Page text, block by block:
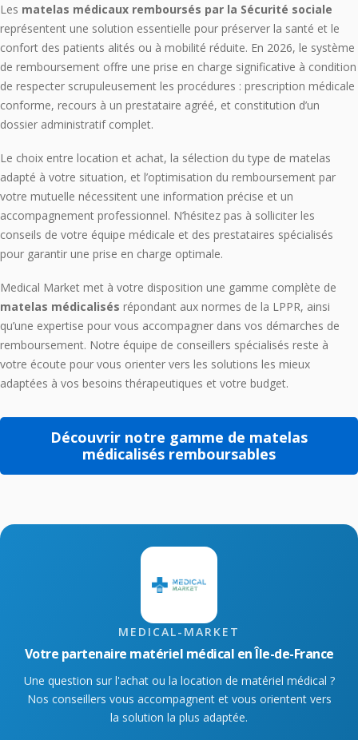
Les matelas médicaux remboursés par la Sécurité sociale
représentent une solution essentielle pour préserver la santé et le
confort des patients alités ou à mobilité réduite. En 2026, le système
de remboursement offre une prise en charge significative à condition
de respecter scrupuleusement les procédures : prescription médicale
conforme, recours à un prestataire agréé, et constitution d’un
dossier administratif complet.
Le choix entre location et achat, la sélection du type de matelas
adapté à votre situation, et l’optimisation du remboursement par
votre mutuelle nécessitent une information précise et un
accompagnement professionnel. N’hésitez pas à solliciter les
conseils de votre équipe médicale et des prestataires spécialisés
pour garantir une prise en charge optimale.
Medical Market met à votre disposition une gamme complète de
matelas médicalisés répondant aux normes de la LPPR, ainsi
qu’une expertise pour vous accompagner dans vos démarches de
remboursement. Notre équipe de conseillers spécialisés reste à
votre écoute pour vous orienter vers les solutions les mieux
adaptées à vos besoins thérapeutiques et votre budget.
Découvrir notre gamme de matelas
médicalisés remboursables
MEDICAL-MARKET
Votre partenaire matériel médical en Île-de-France
Une question sur l'achat ou la location de matériel médical ?
Nos conseillers vous accompagnent et vous orientent vers
la solution la plus adaptée.